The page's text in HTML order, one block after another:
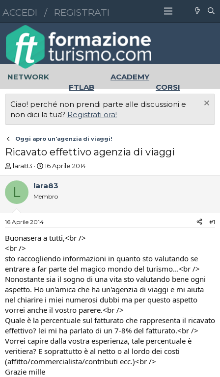
ACCEDI / REGISTRATI
NETWORK
ACADEMY
FTLAB
CORSI
LAVORO
Ciao! perché non prendi parte alle discussioni e
non dici la tua? Registrati ora!
Oggi apro un'agenzia di viaggi!
Ricavato effettivo agenzia di viaggi
A
u
t
e
i
s
u
s
s
i
o
n
lara83
D
a
t
d
n
i
o
16 Aprile 2014
L lara83
Membro
16 Aprile 2014 #1
Buonasera a tutti,<br />
<br />
sto raccogliendo informazioni in quanto sto valutando se
entrare a far parte del magico mondo del turismo...<br />
Nonostante sia il sogno di una vita sto valutando bene ogni
aspetto. Ho un'amica che ha un'agenzia di viaggi e mi aiuta
nel chiarire i miei numerosi dubbi ma per questo aspetto
vorrei anche il vostro parere.<br />
Quale è la percentuale sul fatturato che rappresenta il ricavato
effettivo? lei mi ha parlato di un 7-8% del fatturato.<br />
Vorrei capire dalla vostra esperienza, tale percentuale è
veritiera? E soprattutto è al netto o al lordo dei costi
(affitto/commercialista/contributi ecc.)<br />
Grazie mille